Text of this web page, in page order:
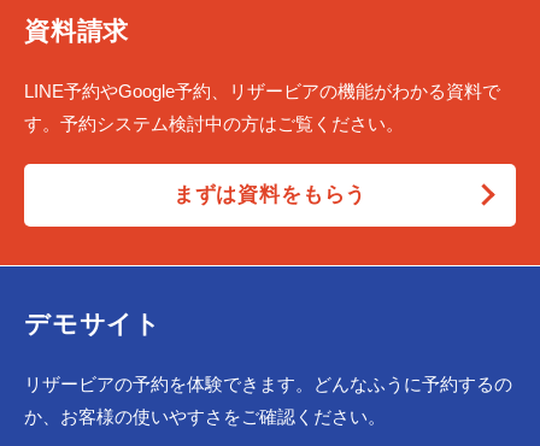
資料請求
LINE予約やGoogle予約、リザービアの機能がわかる資料で
す。予約システム検討中の方はご覧ください。
まずは資料をもらう
デモサイト
リザービアの予約を体験できます。どんなふうに予約するの
か、お客様の使いやすさをご確認ください。